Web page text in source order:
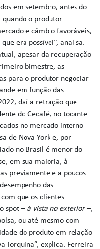
em setembro, antes do
quando o produtor
e câmbio favoráveis,
era possível”, analisa.
apesar da recuperação
bimestre, as
para o produtor negociar
em função das
daí a retração que
do Cecafé, no tocante
no mercado interno
de Nova York e, por
no Brasil é menor do
em sua maioria, à
previamente e a poucos
das
que os clientes
spot – à vista no exterior–,
ou até mesmo com
do produto em relação
iorquina”, explica. Ferreira